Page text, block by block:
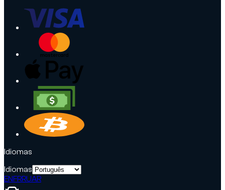
Idiomas
Idiomas
ENFRRUAR